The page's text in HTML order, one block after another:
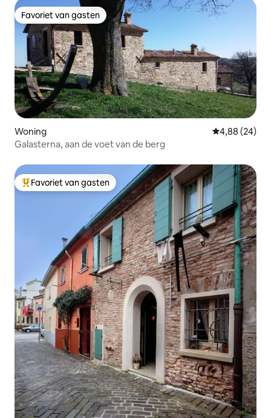
Favoriet van gasten
Favoriet van gasten
Woning Gemiddelde
4,88 (24)
Galasterna, aan de voet van de berg
Topfavoriet van gasten
Favoriet van gasten